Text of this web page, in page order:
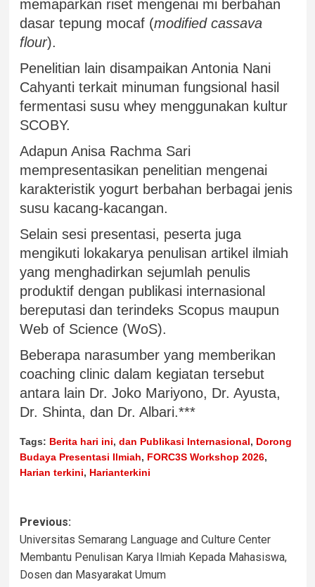
memaparkan riset mengenai mi berbahan
dasar tepung mocaf (modified cassava
flour).
Penelitian lain disampaikan Antonia Nani
Cahyanti terkait minuman fungsional hasil
fermentasi susu whey menggunakan kultur
SCOBY.
Adapun Anisa Rachma Sari
mempresentasikan penelitian mengenai
karakteristik yogurt berbahan berbagai jenis
susu kacang-kacangan.
Selain sesi presentasi, peserta juga
mengikuti lokakarya penulisan artikel ilmiah
yang menghadirkan sejumlah penulis
produktif dengan publikasi internasional
bereputasi dan terindeks Scopus maupun
Web of Science (WoS).
Beberapa narasumber yang memberikan
coaching clinic dalam kegiatan tersebut
antara lain Dr. Joko Mariyono, Dr. Ayusta,
Dr. Shinta, dan Dr. Albari.***
Tags: Berita hari ini, dan Publikasi Internasional, Dorong
Budaya Presentasi Ilmiah, FORC3S Workshop 2026,
Harian terkini, Harianterkini
Previous:
Universitas Semarang Language and Culture Center
Membantu Penulisan Karya Ilmiah Kepada Mahasiswa,
Dosen dan Masyarakat Umum